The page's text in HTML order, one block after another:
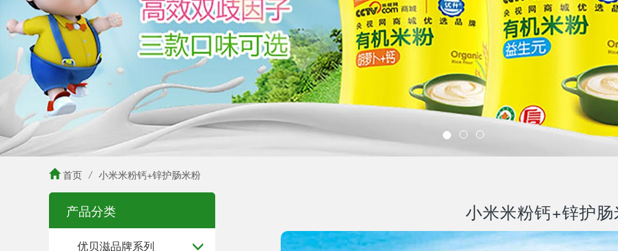
首页 / 小米米粉钙+锌护肠米粉
产品分类
优贝滋品牌系列
小米米粉钙+锌护